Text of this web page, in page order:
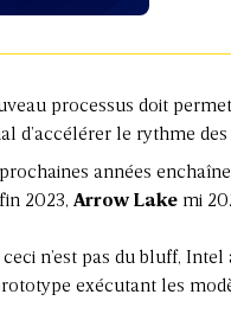
processus doit
d’accélérer le rythme
années
fin 2023, Arrow Lake mi
n’est pas du bluff,
exécutant les